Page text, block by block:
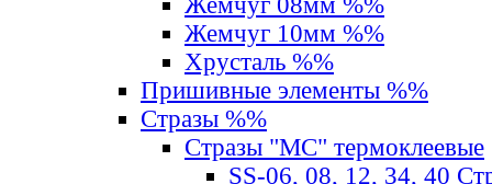
Жемчуг 10мм %%
Хрусталь %%
Пришивные элементы %%
Стразы %%
Стразы "MС" термоклеевые
SS-06, 08, 12, 34, 40